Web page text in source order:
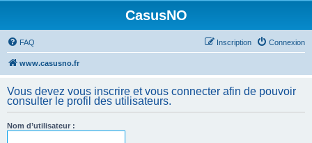
CasusNO
FAQ Connexion
Inscription
www.casusno.fr
Vous devez vous inscrire et vous connecter afin de pouvoir
consulter le profil des utilisateurs.
Nom d’utilisateur :